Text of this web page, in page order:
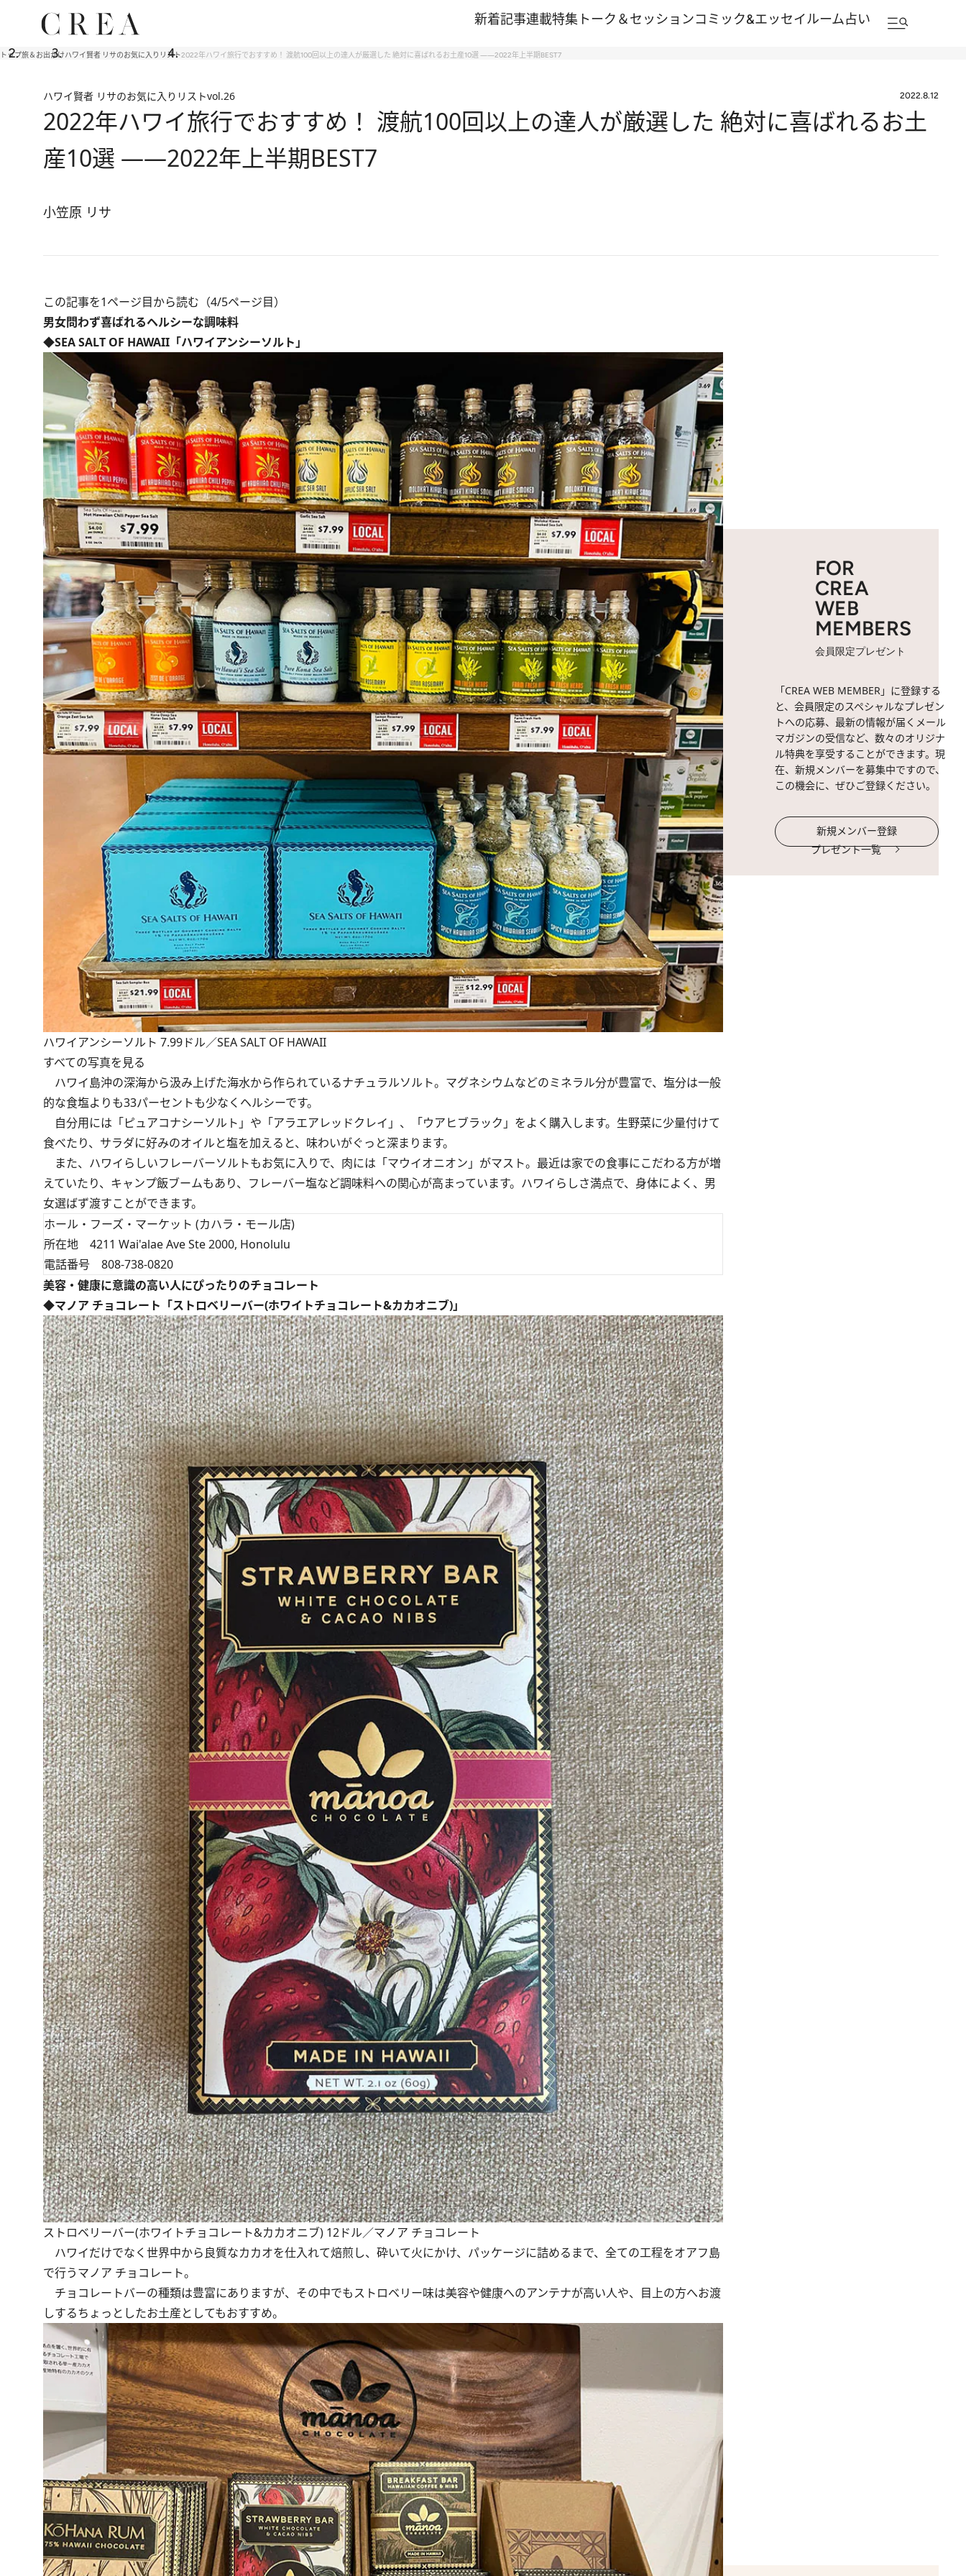
新着記事連載特集 トーク＆セッションコミック&エッセイルーム占い
トップ旅＆お出かけハワイ賢者 リサのお気に入りリスト2022年ハワイ旅行でおすすめ！ 渡航100回以上の達人が厳選した 絶対に喜ばれるお土産10選 ――2022年上半期BEST7
ハワイ賢者 リサのお気に入りリストvol.26 2022.8.12
2022年ハワイ旅行でおすすめ！ 渡航100回以上の達人が厳選した 絶対に喜ばれるお土
産10選 ――2022年上半期BEST7
小笠原 リサ
この記事を1ページ目から読む（4/5ページ目）
男女問わず喜ばれるヘルシーな調味料
◆SEA SALT OF HAWAII「ハワイアンシーソルト」
ハワイアンシーソルト 7.99ドル／SEA SALT OF HAWAII
すべての写真を見る
ハワイ島沖の深海から汲み上げた海水から作られているナチュラルソルト。マグネシウムなどのミネラル分が豊富で、塩分は一般
的な食塩よりも33パーセントも少なくヘルシーです。
自分用には「ピュアコナシーソルト」や「アラエアレッドクレイ」、「ウアヒブラック」をよく購入します。生野菜に少量付けて
食べたり、サラダに好みのオイルと塩を加えると、味わいがぐっと深まります。
また、ハワイらしいフレーバーソルトもお気に入りで、肉には「マウイオニオン」がマスト。最近は家での食事にこだわる方が増
えていたり、キャンプ飯ブームもあり、フレーバー塩など調味料への関心が高まっています。ハワイらしさ満点で、身体によく、男
女選ばず渡すことができます。
ホール・フーズ・マーケット (カハラ・モール店)
所在地 4211 Wai'alae Ave Ste 2000, Honolulu
電話番号 808-738-0820
美容・健康に意識の高い人にぴったりのチョコレート
◆マノア チョコレート「ストロベリーバー(ホワイトチョコレート&カカオニブ)」
ストロベリーバー(ホワイトチョコレート&カカオニブ) 12ドル／マノア チョコレート
ハワイだけでなく世界中から良質なカカオを仕入れて焙煎し、砕いて火にかけ、パッケージに詰めるまで、全ての工程をオアフ島
で行うマノア チョコレート。
チョコレートバーの種類は豊富にありますが、その中でもストロベリー味は美容や健康へのアンテナが高い人や、目上の方へお渡
しするちょっとしたお土産としてもおすすめ。
FOR
CREA
WEB
MEMBERS
会員限定プレゼント
「CREA WEB MEMBER」に登録する
と、会員限定のスペシャルなプレゼン
トへの応募、最新の情報が届くメール
マガジンの受信など、数々のオリジナ
ル特典を享受することができます。現
在、新規メンバーを募集中ですので、
この機会に、ぜひご登録ください。
新規メンバー登録
プレゼント一覧